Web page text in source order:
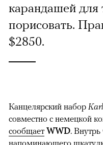
карандашей для
порисовать.
$2850.
Канцелярский набор
совместно с немецкой
сообщает WWD.